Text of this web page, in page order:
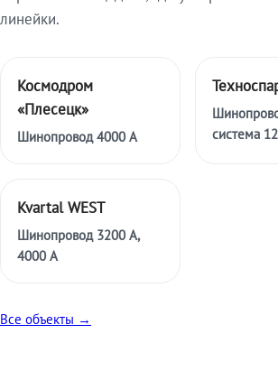
линейки.
Космодром
«Плесецк»
Шинопровод 4000 А
система
Kvartal WEST
Шинопровод 3200 А,
4000 А
Все объекты →